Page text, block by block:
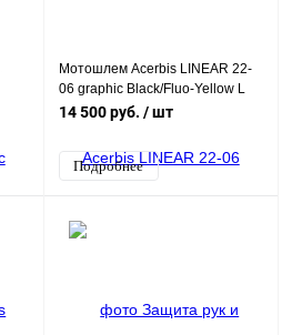
Мотошлем Acerbis LINEAR 22-
06 graphic Black/Fluo-Yellow L
14 500 руб. / шт
Подробнее